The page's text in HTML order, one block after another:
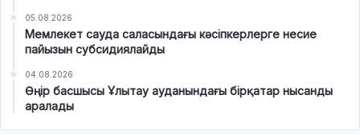
05.08.2026
Мемлекет сауда саласындағы кәсіпкерлерге несие
пайызын субсидиялайды
04.08.2026
Өңір басшысы Ұлытау ауданындағы бірқатар нысанды
аралады